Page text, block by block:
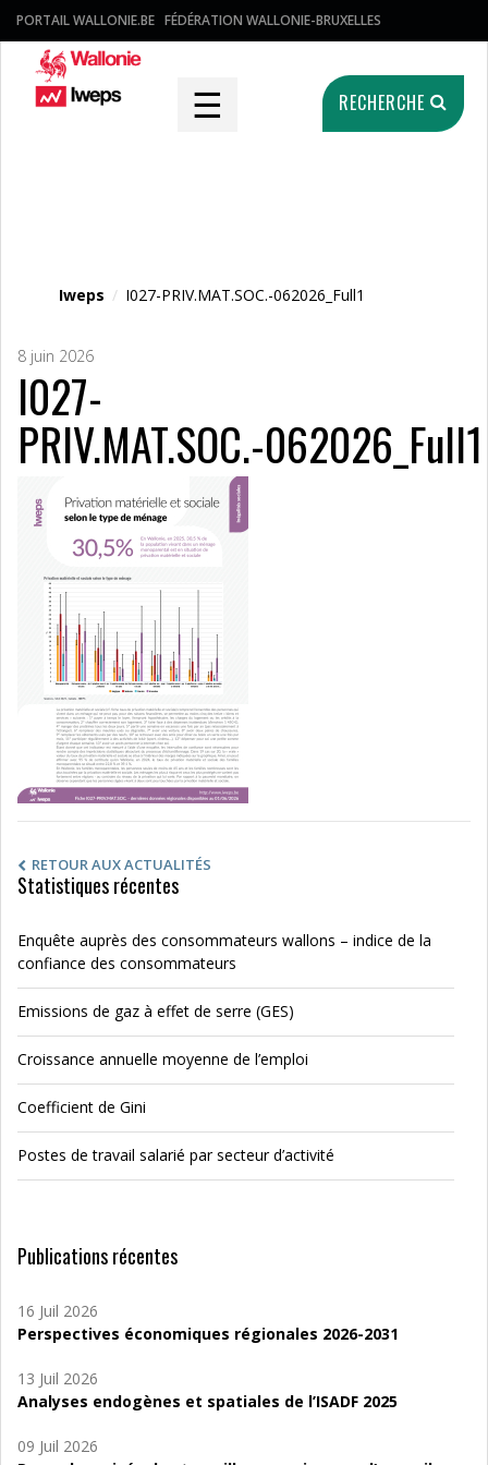
PORTAIL WALLONIE.BE FÉDÉRATION WALLONIE-BRUXELLES
☰ RECHERCHE
Iweps / I027-PRIV.MAT.SOC.-062026_Full1
8 juin 2026
I027-
PRIV.MAT.SOC.-062026_Full1
RETOUR AUX ACTUALITÉS
Statistiques récentes
Enquête auprès des consommateurs wallons – indice de la
confiance des consommateurs
Emissions de gaz à effet de serre (GES)
Croissance annuelle moyenne de l’emploi
Coefficient de Gini
Postes de travail salarié par secteur d’activité
Publications récentes
16 Juil 2026
Perspectives économiques régionales 2026-2031
13 Juil 2026
Analyses endogènes et spatiales de l’ISADF 2025
09 Juil 2026